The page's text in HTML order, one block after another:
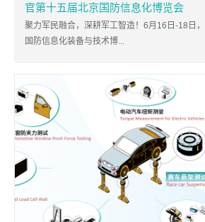
官第十五届北京国防信息化博览会
聚力军民融合，深耕军工智造！6月16日-18日，
国防信息化装备与技术博...